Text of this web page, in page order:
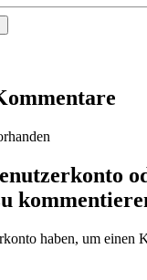
haben, um einen